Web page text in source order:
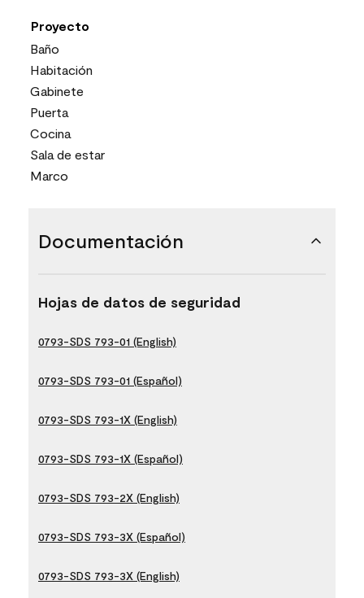
Proyecto
Baño
Habitación
Gabinete
Puerta
Cocina
Sala de estar
Marco
Documentación
Hojas de datos de seguridad
0793-SDS 793-01 (English)
0793-SDS 793-01 (Español)
0793-SDS 793-1X (English)
0793-SDS 793-1X (Español)
0793-SDS 793-2X (English)
0793-SDS 793-3X (Español)
0793-SDS 793-3X (English)